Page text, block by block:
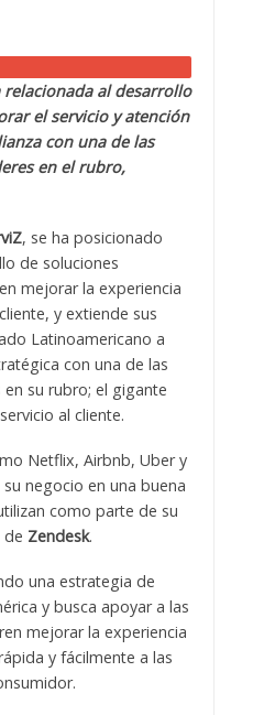
relacionada al desarrollo
el servicio y atención
con una de las
en el rubro,
, se ha posicionado
de soluciones
mejorar la experiencia
y extiende sus
Latinoamericano a
con una de las
su rubro; el gigante
al cliente.
Netflix, Airbnb, Uber y
negocio en una buena
como parte de su
de Zendesk.
una estrategia de
y busca apoyar a las
mejorar la experiencia
y fácilmente a las